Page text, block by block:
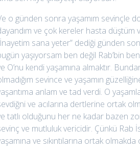
o günden sonra yaşamım sevinçle
ve çok kereler hasta düştüm
sana yeter” dediği günden
yaşıyorsam ben değil Rab’bin
O’nu kendi yaşamına almaktır.
sevince ve yaşamın
anlam ve tad verdi. O
ve acılarına dertlerine ortak
tatlı olduğunu her ne kadar bazen
ve mutluluk vericidir. Çünkü Rab
ve sıkıntılarına ortak